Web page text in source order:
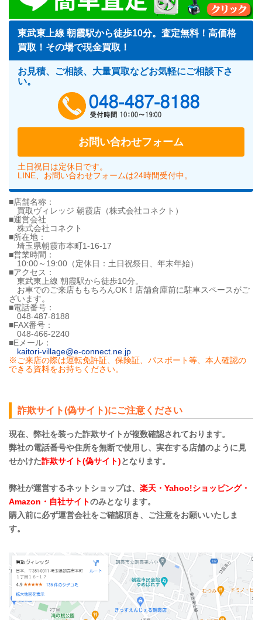
東武東上線 朝霞駅から徒歩10分。査定無料！高価格
買取！その場で現金買取！
お見積、ご相談、大量買取などお気軽にご相談下さ
い。
お問い合わせフォーム
土日祝日は定休日です。
LINE、お問い合わせフォームは24時間受付中。
■店舗名称：
買取ヴィレッジ 朝霞店（株式会社コネクト）
■運営会社
株式会社コネクト
■所在地：
埼玉県朝霞市本町1-16-17
■営業時間：
10:00～19:00（定休日：土日祝祭日、年末年始）
■アクセス：
東武東上線 朝霞駅から徒歩10分。
お車でのご来店ももちろんOK！店舗倉庫前に駐車スペースがご
ざいます。
■電話番号：
048-487-8188
■FAX番号：
048-466-2240
■Eメール：
kaitori-village@e-connect.ne.jp
※ご来店の際は運転免許証、保険証、パスポート等、本人確認の
できる資料をお持ちください。
詐欺サイト(偽サイト)にご注意ください
現在、弊社を装った詐欺サイトが複数確認されております。
弊社の電話番号や住所を無断で使用し、実在する店舗のように見
せかけた詐欺サイト(偽サイト)となります。
弊社が運営するネットショップは、 楽天・Yahoo!ショッピング・
Amazon・自社サイトのみとなります。
購入前に必ず運営会社をご確認頂き、ご注意をお願いいたしま
す。